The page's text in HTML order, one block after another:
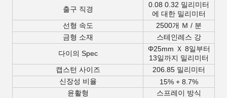
출구 직경
0.08 0.32 밀리미터
에 대한 밀리미터
선형 속도
2500개 Ｍ / 분
금형 소재
스테인레스 강
다이의 Spec
Φ25mm Ｘ 8일부터
13일까지 밀리미터
캡스턴 사이즈
206.85 밀리미터
신장성 비율
15% + 8.7%
윤활형
스프레이 방식